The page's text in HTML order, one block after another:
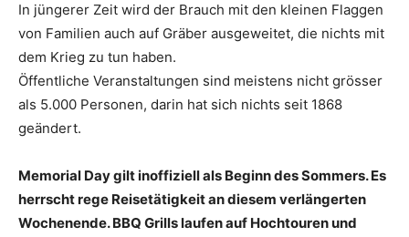
In jüngerer Zeit wird der Brauch mit den kleinen Flaggen
von Familien auch auf Gräber ausgeweitet, die nichts mit
dem Krieg zu tun haben.
Öffentliche Veranstaltungen sind meistens nicht grösser
als 5.000 Personen, darin hat sich nichts seit 1868
geändert.
Memorial Day gilt inoffiziell als Beginn des Sommers. Es
herrscht rege Reisetätigkeit an diesem verlängerten
Wochenende. BBQ Grills laufen auf Hochtouren und